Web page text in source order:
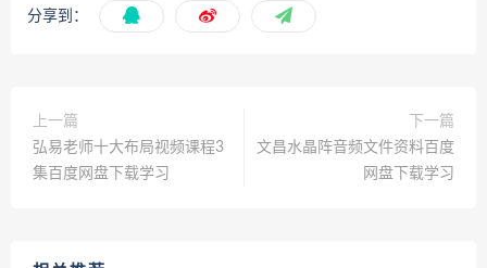
分享到：
上一篇
弘易老师十大布局视频课程3
集百度网盘下载学习
下一篇
文昌水晶阵音频文件资料百度
网盘下载学习